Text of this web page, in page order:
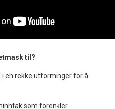
til?
i en rekke utforminger for å
som forenkler